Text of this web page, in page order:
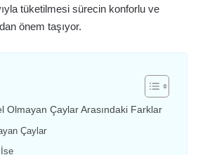
tüketilmesi sürecin konforlu ve
önem taşıyor.
Olmayan Çaylar Arasındaki Farklar
Çaylar